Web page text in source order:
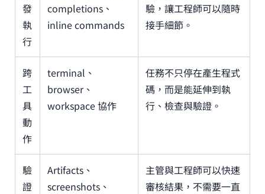
發
執
行
completions、
inline commands
驗，讓工程師可以隨時
接手細節。
跨
工
具
動
作
terminal、
browser、
workspace 協作
任務不只停在產生程式
碼，而是能延伸到執
行、檢查與驗證。
驗
證
Artifacts、
screenshots、
主管與工程師可以快速
審核結果，不需要一直